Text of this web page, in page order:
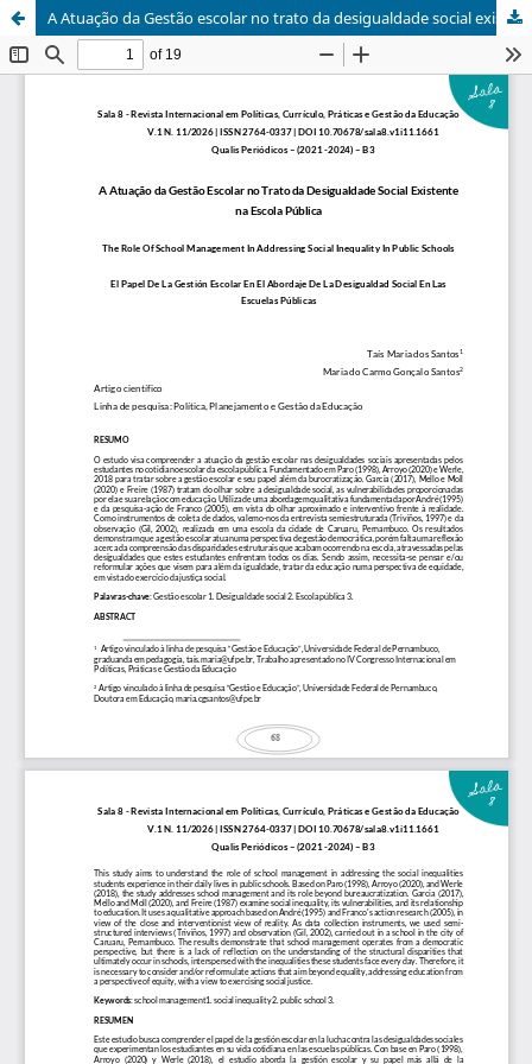
A Atuação da Gestão escolar no trato da desigualdade social existente na escola pública